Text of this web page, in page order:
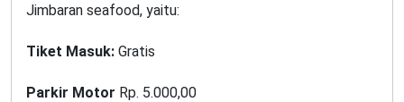
Jimbaran seafood, yaitu:
Tiket Masuk: Gratis
Parkir Motor Rp. 5.000,00